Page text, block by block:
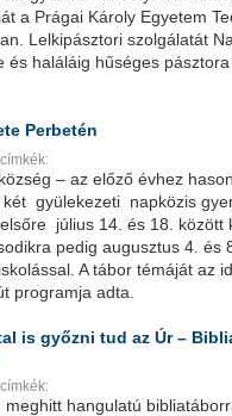
a Prágai Károly Egyetem
Lelkipásztori szolgálatát
és haláláig hűséges
Perbetén
címkék:
– az előző évhez
két gyülekezeti napközis
július 14. és 18. között
pedig augusztus 4. és
A tábor témáját az
programja adta.
is győzni tud az Úr –
címkék:
meghitt hangulatú